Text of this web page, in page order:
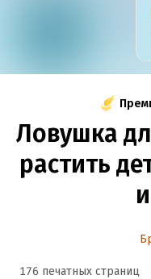
Ловушка
растить
176 печатных страниц